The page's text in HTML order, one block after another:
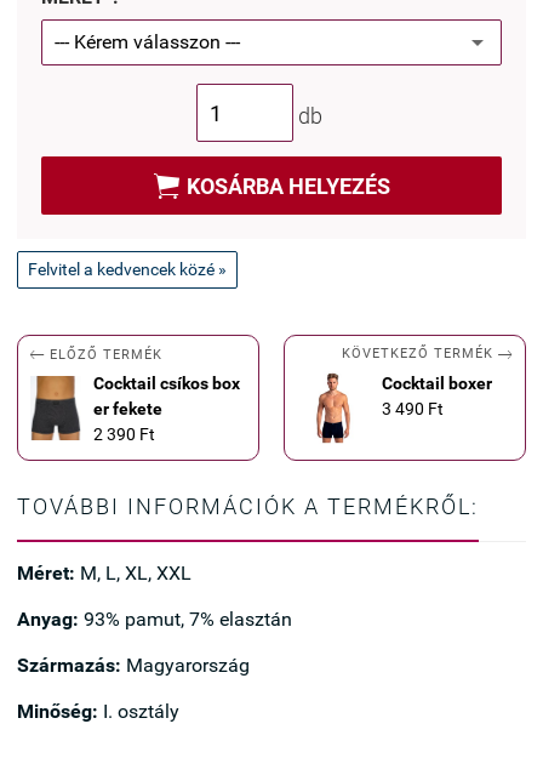
db
 KOSÁRBA HELYEZÉS
Felvitel a kedvencek közé »
 ELŐZŐ TERMÉK
Cocktail csíkos box
er fekete
2 390 Ft
KÖVETKEZŐ TERMÉK 
Cocktail boxer
3 490 Ft
TOVÁBBI INFORMÁCIÓK A TERMÉKRŐL:
Méret: M, L, XL, XXL
Anyag: 93% pamut, 7% elasztán
Származás: Magyarország
Minőség: I. osztály